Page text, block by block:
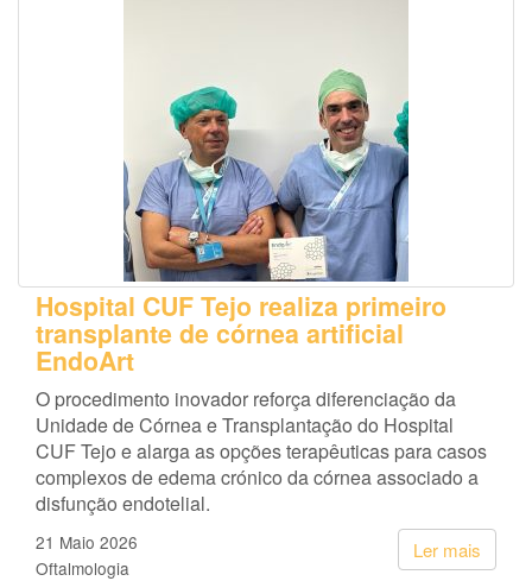
Hospital CUF Tejo realiza primeiro
transplante de córnea artificial
EndoArt
O procedimento inovador reforça diferenciação da
Unidade de Córnea e Transplantação do Hospital
CUF Tejo e alarga as opções terapêuticas para casos
complexos de edema crónico da córnea associado a
disfunção endotelial.
Ler mais
21 Maio 2026
Oftalmologia